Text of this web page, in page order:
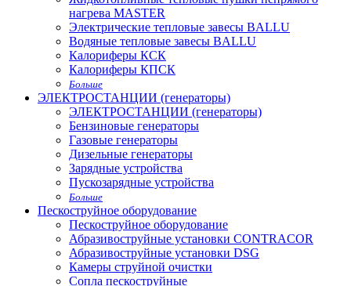
нагрева MASTER
Электрические тепловые завесы BALLU
Водяные тепловые завесы BALLU
Калориферы КСК
Калориферы КПСК
Больше
ЭЛЕКТРОСТАНЦИИ (генераторы)
ЭЛЕКТРОСТАНЦИИ (генераторы)
Бензиновые генераторы
Газовые генераторы
Дизельные генераторы
Зарядные устройства
Пускозарядные устройства
Больше
Пескоструйное оборудование
Пескоструйное оборудование
Абразивоструйные установки CONTRACOR
Абразивоструйные установки DSG
Камеры струйной очистки
Сопла пескоструйные